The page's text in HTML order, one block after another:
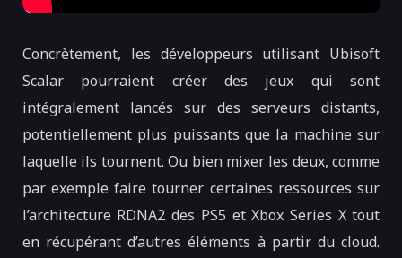
Concrètement, les développeurs utilisant Ubisoft
Scalar pourraient créer des jeux qui sont
intégralement lancés sur des serveurs distants,
potentiellement plus puissants que la machine sur
laquelle ils tournent. Ou bien mixer les deux, comme
par exemple faire tourner certaines ressources sur
l’architecture RDNA2 des PS5 et Xbox Series X tout
en récupérant d’autres éléments à partir du cloud.